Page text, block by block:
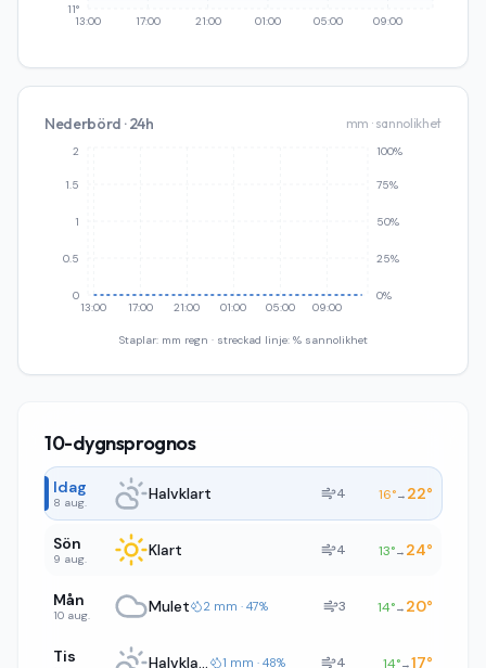
13:00 17:00 21:00 01:00 05:00 09:00
11°
Nederbörd · 24h mm · sannolikhet
13:00 17:00 21:00 01:00 05:00 09:00
0
0.5
1
1.5
2
0%
25%
50%
75%
100%
Staplar: mm regn · streckad linje: % sannolikhet
10-dygnsprognos
Idag
8 aug. Halvklart 4 16°→ 22°
Sön
9 aug. Klart 4 13°→ 24°
Mån
10 aug. Mulet 2 mm · 47% 3 14°→ 20°
Tis Halvklart 1 mm · 48% 4 14°→17°